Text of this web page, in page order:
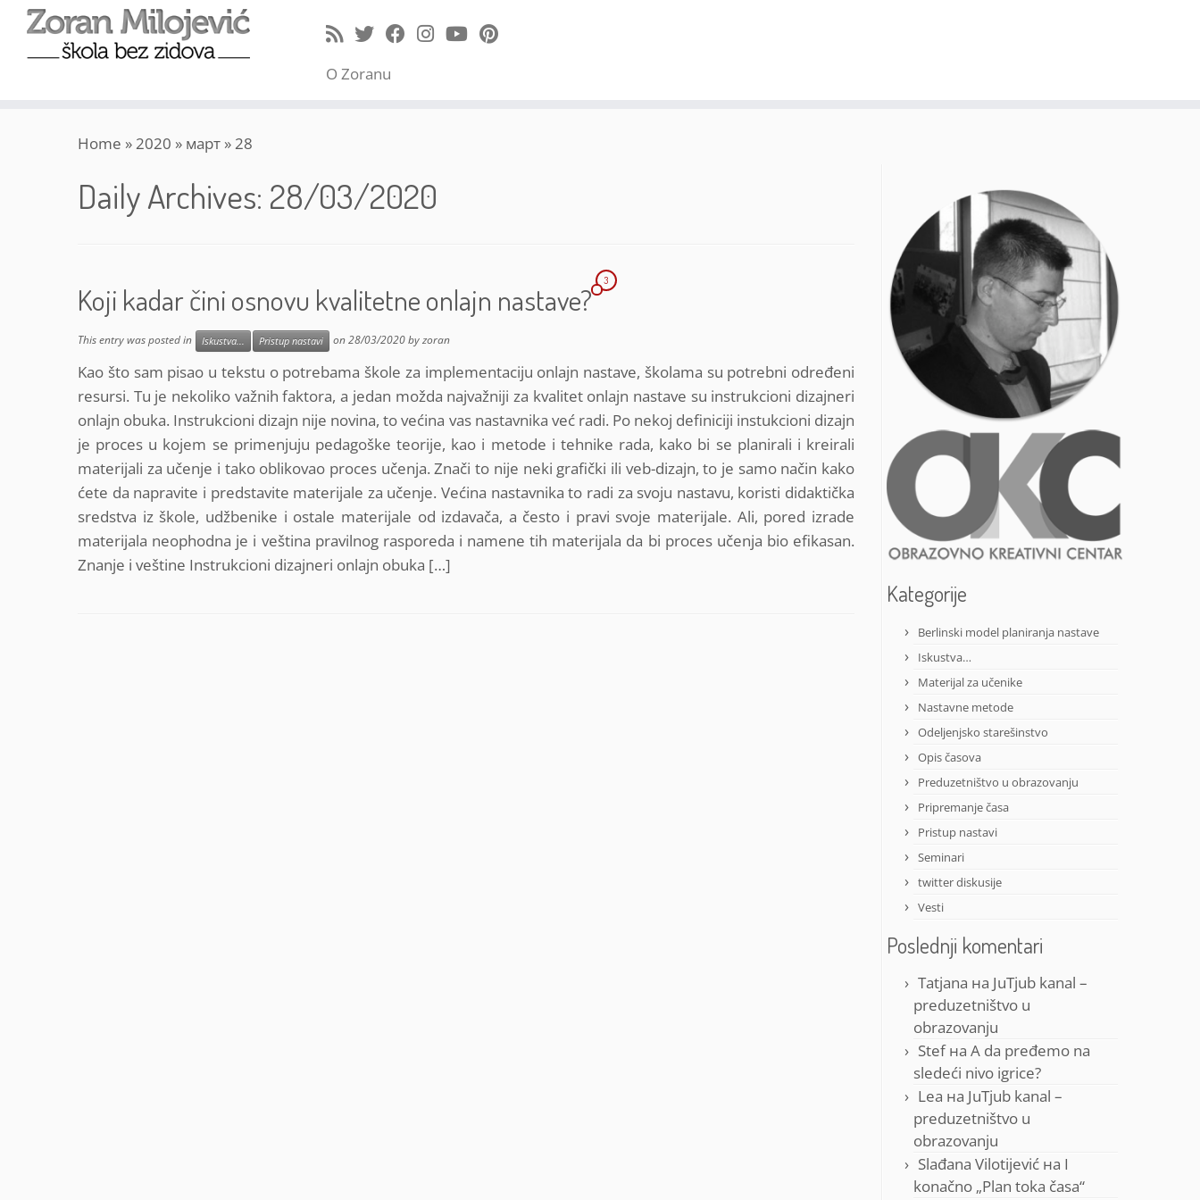
O Zoranu
Home »2020 » март »28
Daily Archives: 28/03/2020
Koji kadar čini osnovu kvalitetne onlajn nastave?
3
This entry was posted in Iskustva... Pristup nastavi on28/03/2020byzoran
Kao što sam pisao u tekstu o potrebama škole za implementaciju onlajn nastave, školama su potrebni određeni
resursi. Tu je nekoliko važnih faktora, a jedan možda najvažniji za kvalitet onlajn nastave su instrukcioni dizajneri
onlajn obuka. Instrukcioni dizajn nije novina, to većina vas nastavnika već radi. Po nekoj definiciji instukcioni dizajn
je proces u kojem se primenjuju pedagoške teorije, kao i metode i tehnike rada, kako bi se planirali i kreirali
materijali za učenje i tako oblikovao proces učenja. Znači to nije neki grafički ili veb-dizajn, to je samo način kako
ćete da napravite i predstavite materijale za učenje. Većina nastavnika to radi za svoju nastavu, koristi didaktička
sredstva iz škole, udžbenike i ostale materijale od izdavača, a često i pravi svoje materijale. Ali, pored izrade
materijala neophodna je i veština pravilnog rasporeda i namene tih materijala da bi proces učenja bio efikasan.
Znanje i veštine Instrukcioni dizajneri onlajn obuka […]
Kategorije
Berlinski model planiranja nastave
Iskustva…
Materijal za učenike
Nastavne metode
Odeljenjsko starešinstvo
Opis časova
Preduzetništvo u obrazovanju
Pripremanje časa
Pristup nastavi
Seminari
twitter diskusije
Vesti
Poslednji komentari
Tatjana на JuTjub kanal –
preduzetništvo u
obrazovanju
Stefна A da pređemo na
sledeći nivo igrice?
Lea на JuTjub kanal –
preduzetništvo u
obrazovanju
Slađana Vilotijević на I
konačno „Plan toka časa“